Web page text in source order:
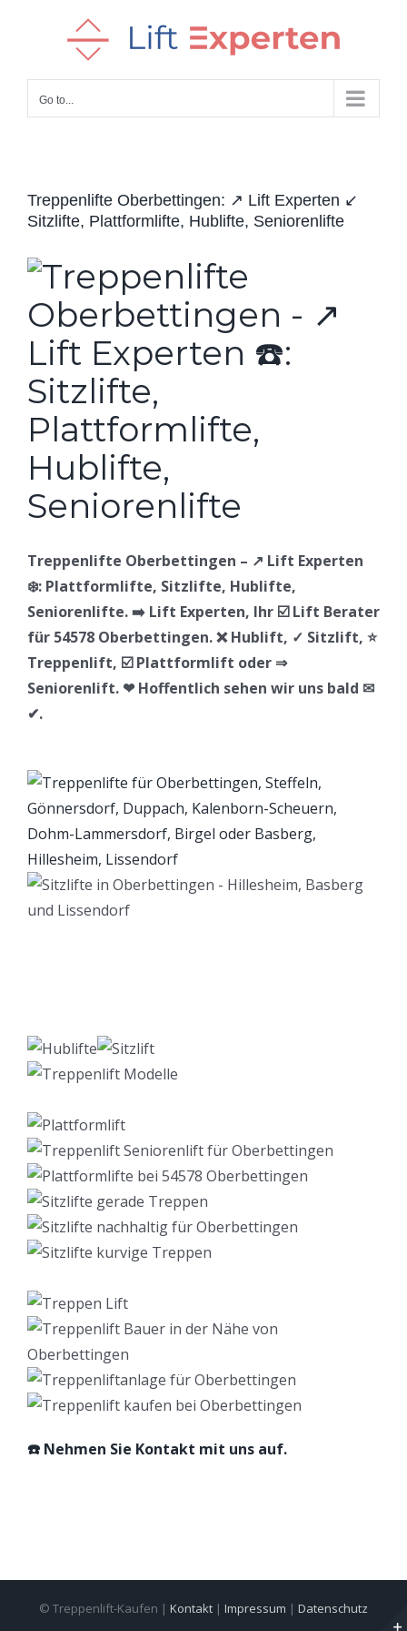
Go to...
Treppenlifte Oberbettingen: ↗️ Lift Experten ↙️
Sitzlifte, Plattformlifte, Hublifte, Seniorenlifte
Treppenlifte Oberbettingen – ↗️ Lift Experten
❄️: Plattformlifte, Sitzlifte, Hublifte,
Seniorenlifte. ➡️ Lift Experten, Ihr ☑️ Lift Berater
für 54578 Oberbettingen. ❌ Hublift, ✓ Sitzlift, ⭐
Treppenlift, ☑️ Plattformlift oder ⇒
Seniorenlift. ❤ Hoffentlich sehen wir uns bald ✉
✔.
☎️ Nehmen Sie Kontakt mit uns auf.
© Treppenlift-Kaufen | Kontakt | Impressum | Datenschutz